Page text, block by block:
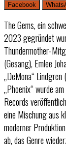
Facebook
The Gems, ein
2023 gegründet
Thundermother-
(Gesang), Emlee
„DeMona“
„Phoenix“ wurde
Records
eine Mischung aus
moderner
ab, das Genre